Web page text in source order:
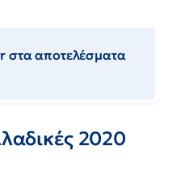
στα αποτελέσματα
2020